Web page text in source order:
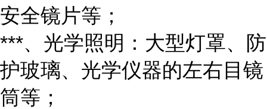
安全镜片等；
***、光学照明：大型灯罩、防
护玻璃、光学仪器的左右目镜
筒等；